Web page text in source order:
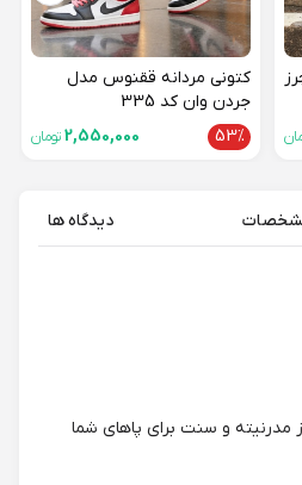
کتونی مردانه ققنوس مدل
جردن وان کد 335
53%
2,550,000تومان
دیدگاه ها
و سنت برای پاهای شما